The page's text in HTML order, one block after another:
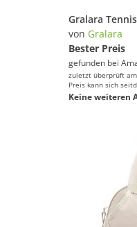
von Gralara
Bester Preis
gefunden bei
zuletzt überprüft
Preis kann sich
Keine weiteren